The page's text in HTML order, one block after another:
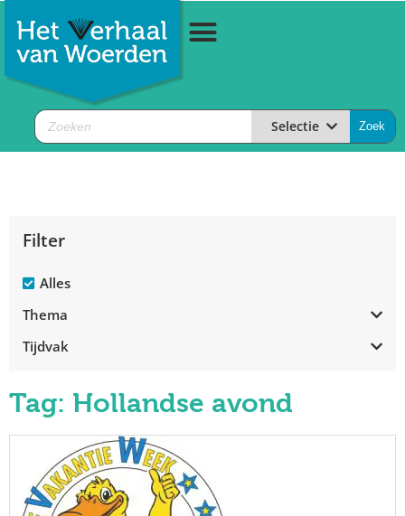
Selectie
Filter
Alles
Thema
Tijdvak
Tag: Hollandse avond